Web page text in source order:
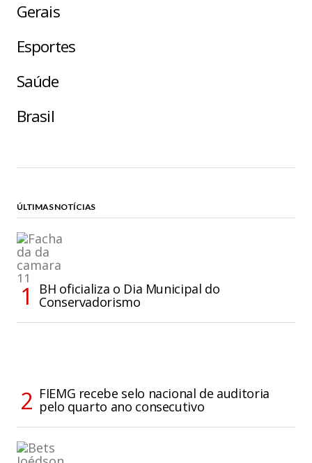
Gerais
Esportes
Saúde
Brasil
ÚLTIMAS NOTÍCIAS
BH oficializa o Dia Municipal do
Conservadorismo
FIEMG recebe selo nacional de auditoria
pelo quarto ano consecutivo